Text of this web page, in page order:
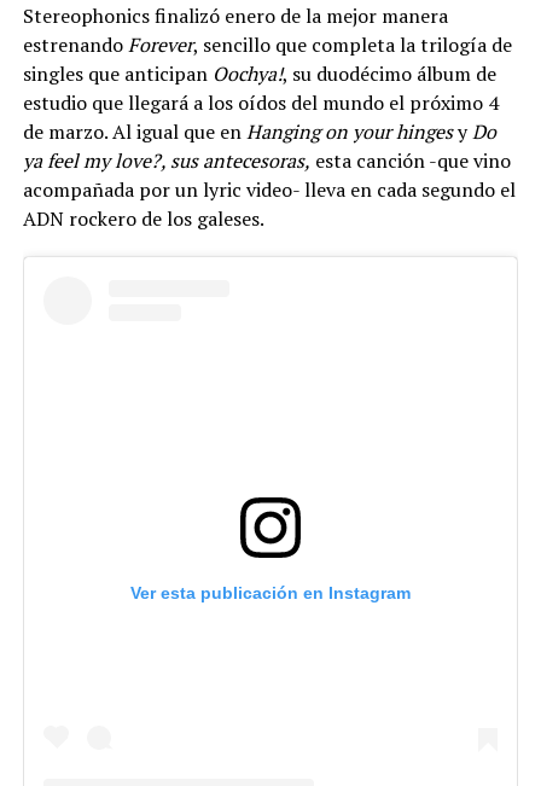
Stereophonics finalizó enero de la mejor manera
estrenandoForever, sencillo que completa la trilogía de
singles que anticipan Oochya!, su duodécimo álbum de
estudio que llegará a los oídos del mundo el próximo 4
de marzo. Al igual que enHanging on your hingesyDo
ya feel my love?, sus antecesoras, esta canción -que vino
acompañada por un lyric video- lleva en cada segundo el
ADN rockero de los galeses.
Ver esta publicación en Instagram